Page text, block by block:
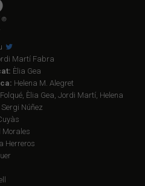
Martí Fabra
Èlia Gea
Helena M. Alegret
Èlia Gea, Jordi Martí, Helena
Núñez
Morales
Herreros